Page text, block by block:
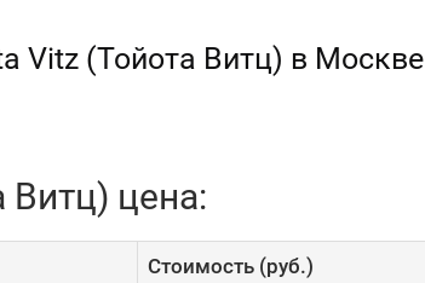
Vitz (Тойота Витц) в Москве
Витц) цена:
Cтоимость (руб.)